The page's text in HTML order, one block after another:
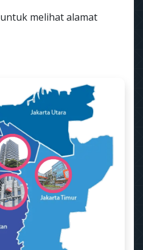
untuk melihat alamat